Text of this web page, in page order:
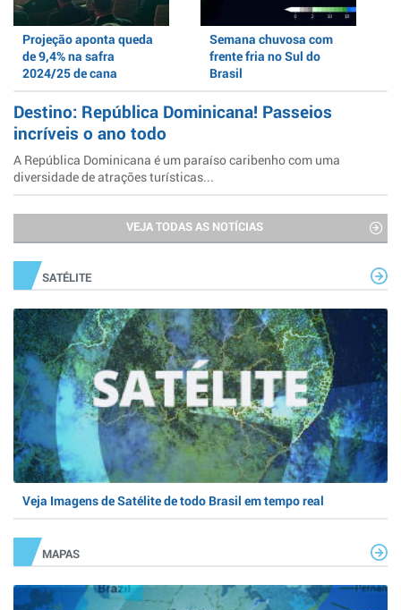
Projeção aponta queda
de 9,4% na safra
2024/25 de cana
Semana chuvosa com
frente fria no Sul do
Brasil
Destino: República Dominicana! Passeios
incríveis o ano todo
A República Dominicana é um paraíso caribenho com uma
diversidade de atrações turísticas...
VEJA TODAS AS NOTÍCIAS
SATÉLITE
Veja Imagens de Satélite de todo Brasil em tempo real
MAPAS